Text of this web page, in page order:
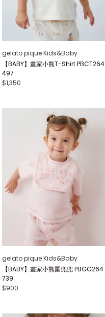
gelato pique Kids&Baby
【BABY】畫家小熊T-Shirt PBCT264
497
$1,350
gelato pique Kids&Baby
【BABY】畫家小熊圍兜兜 PBGG264
739
$900